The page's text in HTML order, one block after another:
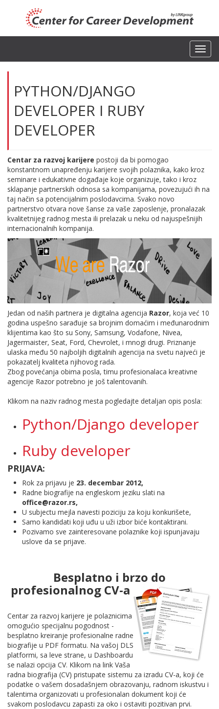
PYTHON/DJANGO
DEVELOPER I RUBY
DEVELOPER
Centar za razvoj karijere postoji da bi pomogao
konstantnom unapređenju karijere svojih polaznika, kako kroz
seminare i edukativne događaje koje organizuje, tako i kroz
sklapanje partnerskih odnosa sa kompanijama, povezujući ih na
taj način sa potencijalnim poslodavcima. Svako novo
partnerstvo otvara nove šanse za vaše zaposlenje, pronalazak
kvalitetnijeg radnog mesta ili prelazak u neku od najuspešnijih
internacionalnih kompanija.
Jedan od naših partnera je digitalna agencija Razor, koja već 10
godina uspešno sarađuje sa brojnim domaćim i međunarodnim
klijentima kao što su Sony, Samsung, Vodafone, Nivea,
Jagermaister, Seat, Ford, Chevrolet, i mnogi drugi. Priznanje
ulaska među 50 najboljih digitalnih agencija na svetu najveći je
pokazatelj kvaliteta njihovog rada.
Zbog povećanja obima posla, timu profesionalaca kreativne
agencije Razor potrebno je još talentovanih.
Klikom na naziv radnog mesta pogledajte detaljan opis posla:
Python/Django developer
Ruby developer
PRIJAVA:
Rok za prijavu je 23. decembar 2012,
Radne biografije na engleskom jeziku slati na
office@razor.rs,
U subjectu mejla navesti poziciju za koju konkurišete,
Samo kandidati koji uđu u uži izbor biće kontaktirani.
Pozivamo sve zainteresovane polaznike koji ispunjavaju
uslove da se prijave.
Besplatno i brzo do
profesionalnog CV-a
Centar za razvoj karijere je polaznicima
omogućio specijalnu pogodnost -
besplatno kreiranje profesionalne radne
biografije u PDF formatu. Na vašoj DLS
platformi, sa leve strane, u Dashboardu
se nalazi opcija CV. Klikom na link Vaša
radna biografija (CV) pristupate sistemu za izradu CV-a, koji će
podatke o vašem dosadašnjem obrazovanju, radnom iskustvu i
talentima organizovati u profesionalan dokument koji će
svakom poslodavcu zapasti za oko i ostaviti pozitivan prvi.